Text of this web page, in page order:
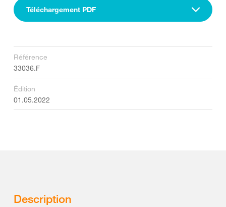
Téléchargement PDF
Référence
33036.F
Édition
01.05.2022
Description